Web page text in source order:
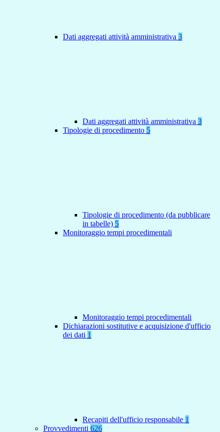
Dati aggregati attività amministrativa 3
Dati aggregati attività amministrativa 3
Tipologie di procedimento 5
Tipologie di procedimento (da pubblicare
in tabelle) 5
Monitoraggio tempi procedimentali
Monitoraggio tempi procedimentali
Dichiarazioni sostitutive e acquisizione d'ufficio
dei dati 1
Recapiti dell'ufficio responsabile 1
Provvedimenti 626